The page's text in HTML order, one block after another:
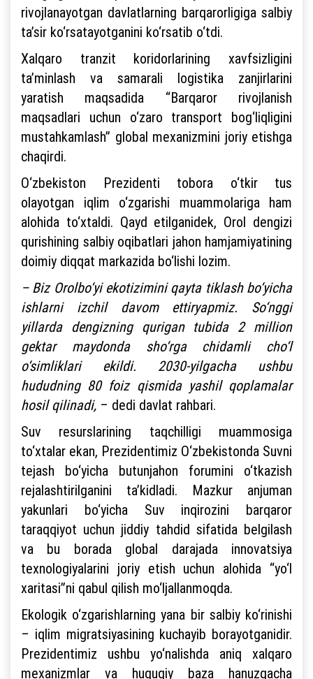
rivojlanayotgan davlatlarning barqarorligiga salbiy
ta’sir ko‘rsatayotganini ko‘rsatib o‘tdi.
Xalqaro tranzit koridorlarining xavfsizligini
ta’minlash va samarali logistika zanjirlarini
yaratish maqsadida “Barqaror rivojlanish
maqsadlari uchun o‘zaro transport bog‘liqligini
mustahkamlash” global mexanizmini joriy etishga
chaqirdi.
O‘zbekiston Prezidenti tobora o‘tkir tus
olayotgan iqlim o‘zgarishi muammolariga ham
alohida to‘xtaldi. Qayd etilganidek, Orol dengizi
qurishining salbiy oqibatlari jahon hamjamiyatining
doimiy diqqat markazida bo‘lishi lozim.
– Biz Orolbo‘yi ekotizimini qayta tiklash bo‘yicha
ishlarni izchil davom ettiryapmiz. So‘nggi
yillarda dengizning qurigan tubida 2 million
gektar maydonda sho‘rga chidamli cho‘l
o‘simliklari ekildi. 2030-yilgacha ushbu
hududning 80 foiz qismida yashil qoplamalar
hosil qilinadi, – dedi davlat rahbari.
Suv resurslarining taqchilligi muammosiga
to‘xtalar ekan, Prezidentimiz O‘zbekistonda Suvni
tejash bo‘yicha butunjahon forumini o‘tkazish
rejalashtirilganini ta’kidladi. Mazkur anjuman
yakunlari bo‘yicha Suv inqirozini barqaror
taraqqiyot uchun jiddiy tahdid sifatida belgilash
va bu borada global darajada innovatsiya
texnologiyalarini joriy etish uchun alohida “yo‘l
xaritasi”ni qabul qilish mo‘ljallanmoqda.
Ekologik o‘zgarishlarning yana bir salbiy ko‘rinishi
– iqlim migratsiyasining kuchayib borayotganidir.
Prezidentimiz ushbu yo‘nalishda aniq xalqaro
mexanizmlar va huquqiy baza hanuzgacha